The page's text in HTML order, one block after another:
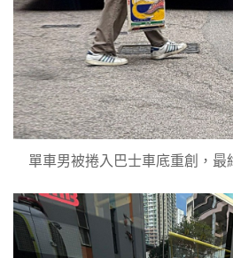
單車男被捲入巴士車底重創，最